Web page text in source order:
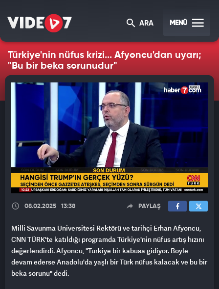
ARA MENÜ
Türkiye'nin nüfus krizi... Afyoncu'dan uyarı;
"Bu bir beka sorunudur"
08.02.2025 13:38 PAYLAŞ
Milli Savunma Üniversitesi Rektörü ve tarihçi Erhan Afyoncu,
CNN TÜRK'te katıldığı programda Türkiye'nin nüfus artış hızını
değerlendirdi. Afyoncu, "Türkiye bir kabusa gidiyor. Böyle
devam ederse Anadolu'da yaşlı bir Türk nüfus kalacak ve bu bir
beka sorunu" dedi.